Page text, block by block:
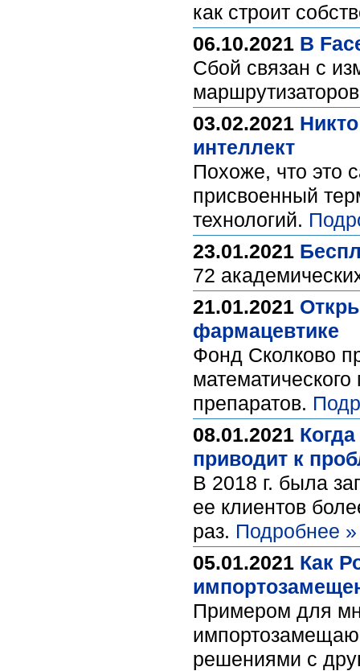
как строит
06.10.2021 В
Сбой связан с
03.02.2021
интеллект
Похоже, что это
присвоенный
технологий.
23.01.2021
72
21.01.2021
фармацевтике
Фонд Сколково
препаратов.
08.01.2021
приводит к
В 2018 г. была
ее клиентов
раз. Подробнее »
05.01.2021 Как
Примером для
решениями с